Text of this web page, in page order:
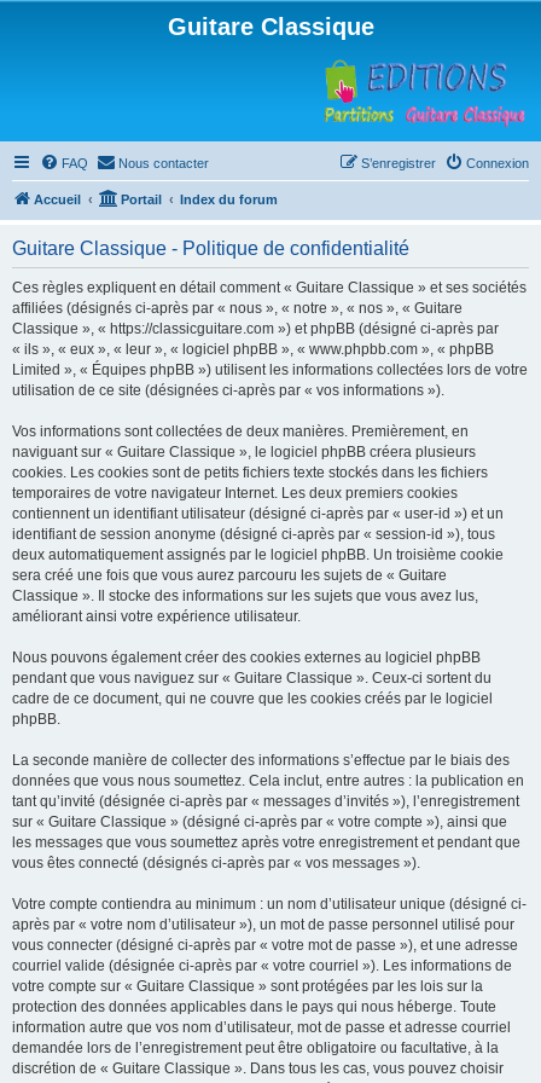
Guitare Classique
FAQ Nous contacter Connexion
S’enregistrer
Accueil Portail Index du forum
Guitare Classique - Politique de confidentialité
Ces règles expliquent en détail comment « Guitare Classique » et ses sociétés
affiliées (désignés ci-après par « nous », « notre », « nos », « Guitare
Classique », « https://classicguitare.com ») et phpBB (désigné ci-après par
« ils », « eux », « leur », « logiciel phpBB », « www.phpbb.com », « phpBB
Limited », « Équipes phpBB ») utilisent les informations collectées lors de votre
utilisation de ce site (désignées ci-après par « vos informations »).
Vos informations sont collectées de deux manières. Premièrement, en
naviguant sur « Guitare Classique », le logiciel phpBB créera plusieurs
cookies. Les cookies sont de petits fichiers texte stockés dans les fichiers
temporaires de votre navigateur Internet. Les deux premiers cookies
contiennent un identifiant utilisateur (désigné ci-après par « user-id ») et un
identifiant de session anonyme (désigné ci-après par « session-id »), tous
deux automatiquement assignés par le logiciel phpBB. Un troisième cookie
sera créé une fois que vous aurez parcouru les sujets de « Guitare
Classique ». Il stocke des informations sur les sujets que vous avez lus,
améliorant ainsi votre expérience utilisateur.
Nous pouvons également créer des cookies externes au logiciel phpBB
pendant que vous naviguez sur « Guitare Classique ». Ceux-ci sortent du
cadre de ce document, qui ne couvre que les cookies créés par le logiciel
phpBB.
La seconde manière de collecter des informations s’effectue par le biais des
données que vous nous soumettez. Cela inclut, entre autres : la publication en
tant qu’invité (désignée ci-après par « messages d’invités »), l’enregistrement
sur « Guitare Classique » (désigné ci-après par « votre compte »), ainsi que
les messages que vous soumettez après votre enregistrement et pendant que
vous êtes connecté (désignés ci-après par « vos messages »).
Votre compte contiendra au minimum : un nom d’utilisateur unique (désigné ci-
après par « votre nom d’utilisateur »), un mot de passe personnel utilisé pour
vous connecter (désigné ci-après par « votre mot de passe »), et une adresse
courriel valide (désignée ci-après par « votre courriel »). Les informations de
votre compte sur « Guitare Classique » sont protégées par les lois sur la
protection des données applicables dans le pays qui nous héberge. Toute
information autre que vos nom d’utilisateur, mot de passe et adresse courriel
demandée lors de l’enregistrement peut être obligatoire ou facultative, à la
discrétion de « Guitare Classique ». Dans tous les cas, vous pouvez choisir